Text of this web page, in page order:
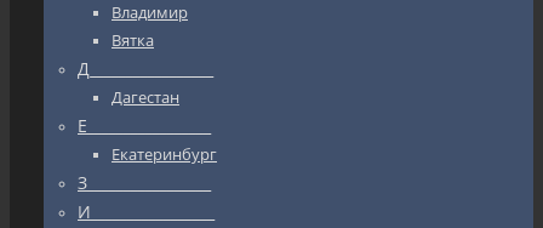
Владимир
Вятка
Д_________________
Дагестан
Е_________________
Екатеринбург
З_________________
И_________________